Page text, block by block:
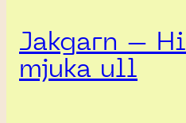
Jakgarn –
mjuka ull